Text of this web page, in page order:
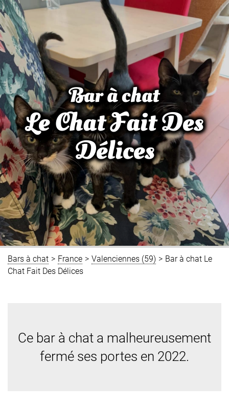
Bar à chat
Le Chat Fait Des
Délices
Bars à chat > France > Valenciennes (59) > Bar à chat Le
Chat Fait Des Délices
Ce bar à chat a malheureusement
fermé ses portes en 2022.